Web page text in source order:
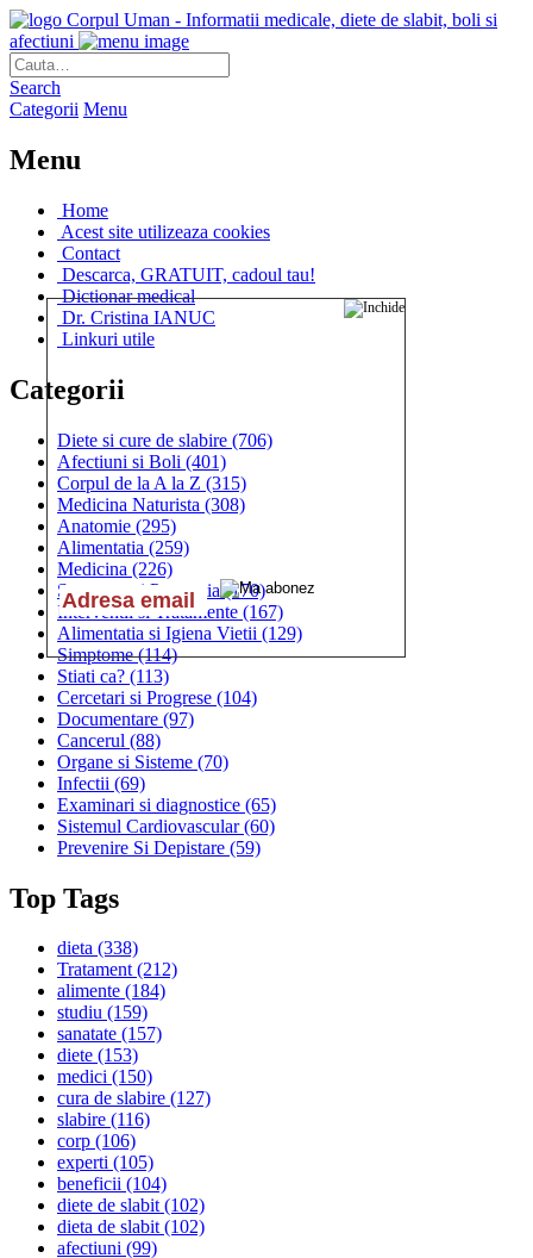
Corpul Uman - Informatii medicale, diete de slabit, boli si
afectiuni
Search
Categorii Menu
Menu
Home
Acest site utilizeaza cookies
Contact
Descarca, GRATUIT, cadoul tau!
Dictionar medical
Dr. Cristina IANUC
Linkuri utile
Categorii
Diete si cure de slabire (706)
Afectiuni si Boli (401)
Corpul de la A la Z (315)
Medicina Naturista (308)
Anatomie (295)
Alimentatia (259)
Medicina (226)
Sanatatea si Preventia(170)
Interventii si Tratamente (167)
Alimentatia si Igiena Vietii (129)
Simptome(114)
Stiati ca? (113)
Cercetari si Progrese (104)
Documentare (97)
Cancerul (88)
Organe si Sisteme (70)
Infectii (69)
Examinari si diagnostice (65)
Sistemul Cardiovascular(60)
Prevenire Si Depistare (59)
Top Tags
dieta (338)
Tratament(212)
alimente (184)
studiu (159)
sanatate (157)
diete (153)
medici (150)
cura de slabire (127)
slabire (116)
corp (106)
experti (105)
beneficii (104)
diete de slabit(102)
dieta de slabit(102)
afectiuni (99)